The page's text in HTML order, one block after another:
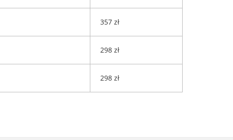
357 zł
298 zł
298 zł
RODO